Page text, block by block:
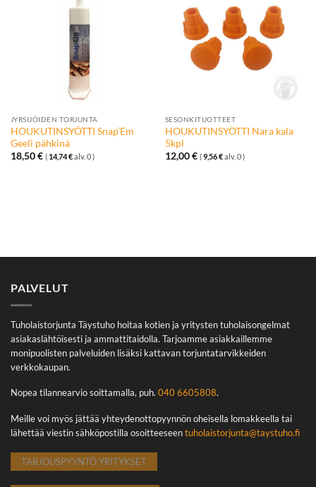
JYRSIJÖIDEN TORJUNTA
HOUKUTINSYÖTTI Snap’Em
Geeli pähkinä
18,50€ ( 14,74€alv. 0 )
toivelistalle
SESONKITUOTTEET
HOUKUTINSYÖTTI Nara kala
5kpl
12,00€ (9,56€alv. 0 )
PALVELUT
Tuholaistorjunta Täystuho hoitaa kotien ja yritysten tuholaisongelmat
asiakaslähtöisesti ja ammattitaidolla. Tarjoamme asiakkaillemme
monipuolisten palveluiden lisäksi kattavan torjuntatarvikkeiden
verkkokaupan.
Nopea tilannearvio soittamalla, puh. 040 6605808.
Meille voi myös jättää yhteydenottopyynnön oheisella lomakkeella tai
lähettää viestin sähköpostilla osoitteeseentuholaistorjunta@taystuho.fi
TARJOUSPYYNTÖ YRITYKSET